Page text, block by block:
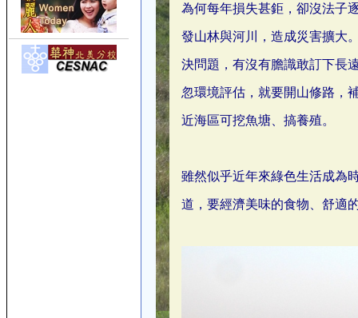
為何每年損失甚鉅，卻沒法子
發山林與河川，造成災害擴大
決問題，有沒有膽識敢訂下長
忽環境評估，就要開山修路，
近海區可挖魚塘、搞養殖。
雖然似乎近年來綠色生活成為
道，要經濟美味的食物、舒適